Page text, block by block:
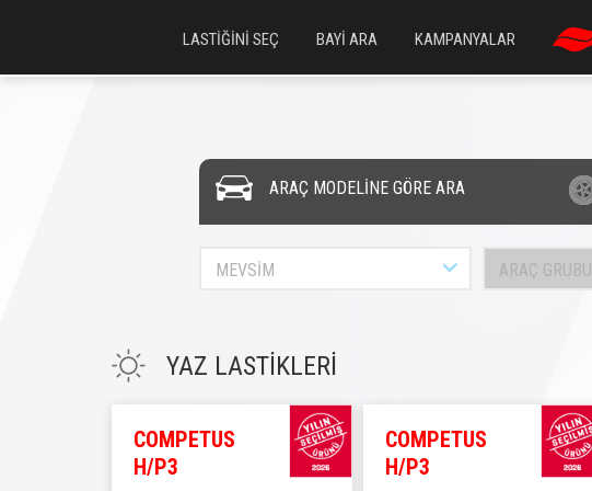
LASTİĞİNİ SEÇ BAYİ ARA KAMPANYALAR
ARAÇ MODELİNE GÖRE ARA
MEVSİM ARAÇ GRUBU
YAZ LASTİKLERİ
COMPETUS
H/P3
COMPETUS
H/P3